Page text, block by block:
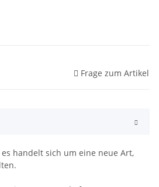
Frage zum Artikel
handelt sich um eine neue Art,